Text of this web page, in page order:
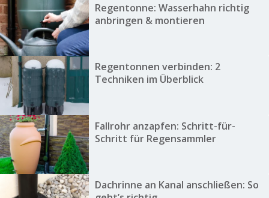
Regentonne: Wasserhahn richtig
anbringen & montieren
Regentonnen verbinden: 2
Techniken im Überblick
Fallrohr anzapfen: Schritt-für-
Schritt für Regensammler
Dachrinne an Kanal anschließen: So